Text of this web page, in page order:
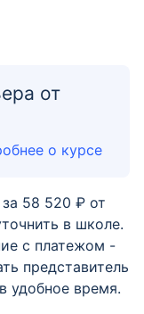
от
о курсе
за 58 520 ₽ от
в школе.
с платежом -
представитель
удобное время.